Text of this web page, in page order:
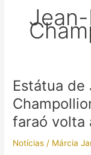
Estátua de
faraó volta
Notícias / Márcia